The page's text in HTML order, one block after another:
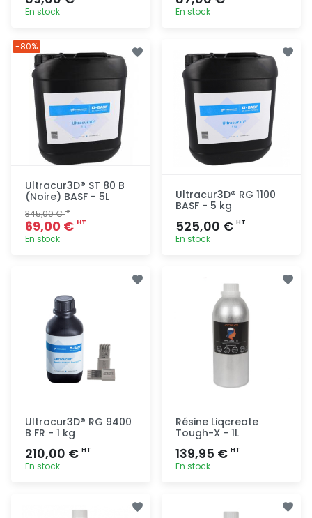
En stock
rapide
En stock
rapide
Ultracur3D® ST 80 B
(Noire) BASF - 5L
345,00 €HT
69,00 € HT
En stock
-80%
Ultracur3D® RG 1100
BASF - 5 kg
525,00 € HT
En stock
rapide
Ultracur3D® RG 9400
B FR - 1 kg
210,00 € HT
En stock
rapide
Résine Liqcreate
Tough-X - 1L
139,95 € HT
En stock
rapide